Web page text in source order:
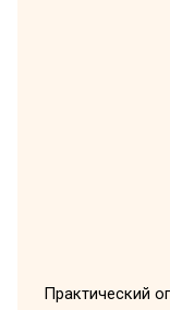
Практический